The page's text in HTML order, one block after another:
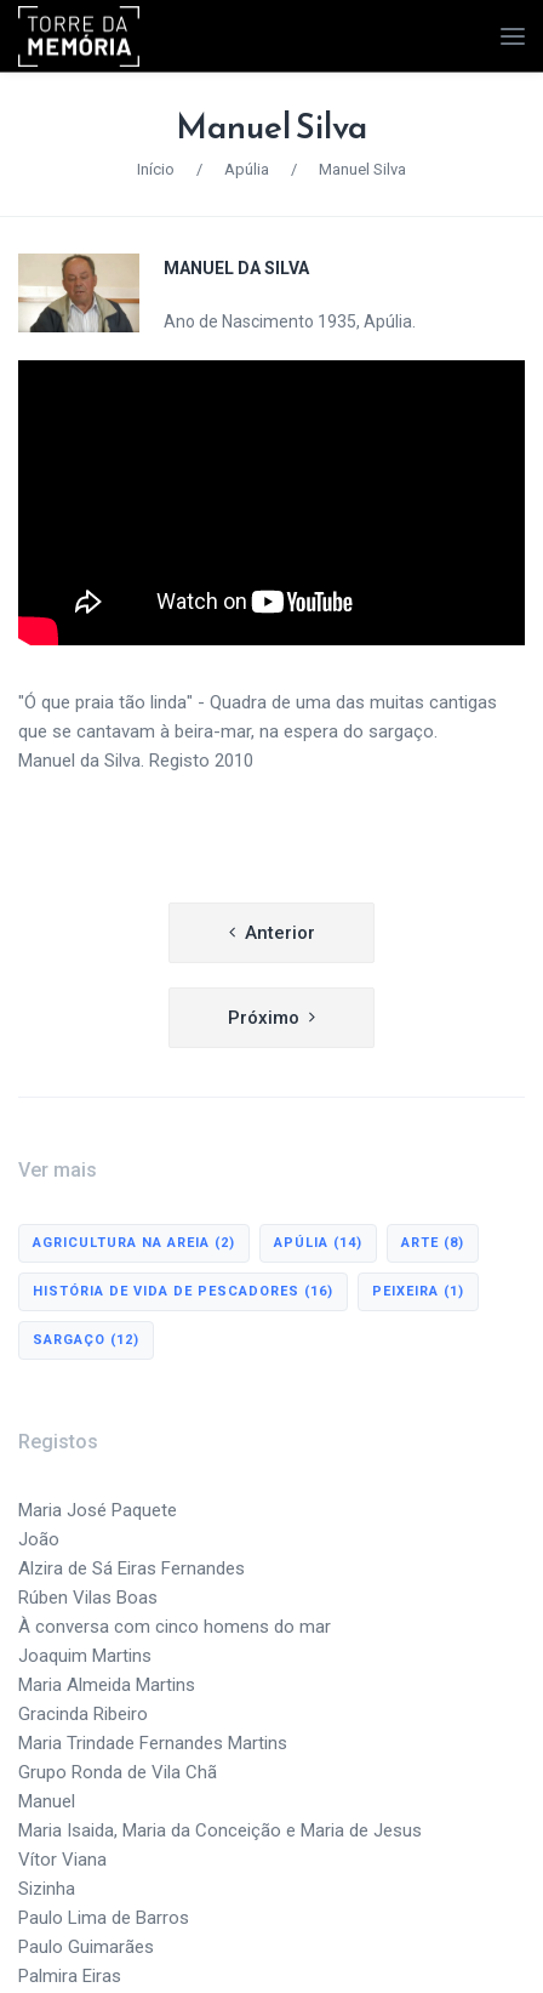
Manuel Silva
Início / Apúlia / Manuel Silva
MANUEL DA SILVA
Ano de Nascimento 1935, Apúlia.
"Ó que praia tão linda" - Quadra de uma das muitas cantigas
que se cantavam à beira-mar, na espera do sargaço.
Manuel da Silva. Registo 2010
Navegação Anterior
Próximo
Ver mais
AGRICULTURA NA AREIA (2) APÚLIA (14) ARTE (8)
HISTÓRIA DE VIDA DE PESCADORES (16) PEIXEIRA (1)
SARGAÇO (12)
Registos
Maria José Paquete
João
Alzira de Sá Eiras Fernandes
Rúben Vilas Boas
À conversa com cinco homens do mar
Joaquim Martins
Maria Almeida Martins
Gracinda Ribeiro
Maria Trindade Fernandes Martins
Grupo Ronda de Vila Chã
Manuel
Maria Isaida, Maria da Conceição e Maria de Jesus
Vítor Viana
Sizinha
Paulo Lima de Barros
Paulo Guimarães
Palmira Eiras